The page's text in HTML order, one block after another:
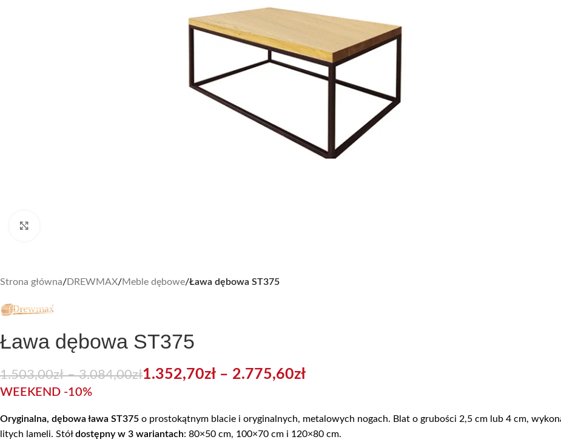
Strona główna/DREWMAX/Meble dębowe/Ława dębowa ST375
Ława dębowa ST375
1.503,00zł – 3.084,00zł1.352,70zł – 2.775,60zł
WEEKEND -10%
Oryginalna, dębowa ława ST375 o prostokątnym blacie i oryginalnych, metalowych nogach. Blat o grubości 2,5 cm lub 4 cm,
litych lameli. Stółdostępny w 3 wariantach: 80×50 cm, 100×70 cm i 120×80 cm.